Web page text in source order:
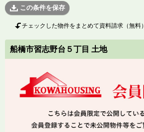
この条件を保存
チェックした物件をまとめて資料請求（無料）
船橋市習志野台５丁目 土地